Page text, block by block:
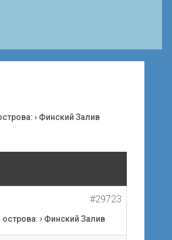
› Финский Залив
#29723
› Финский Залив